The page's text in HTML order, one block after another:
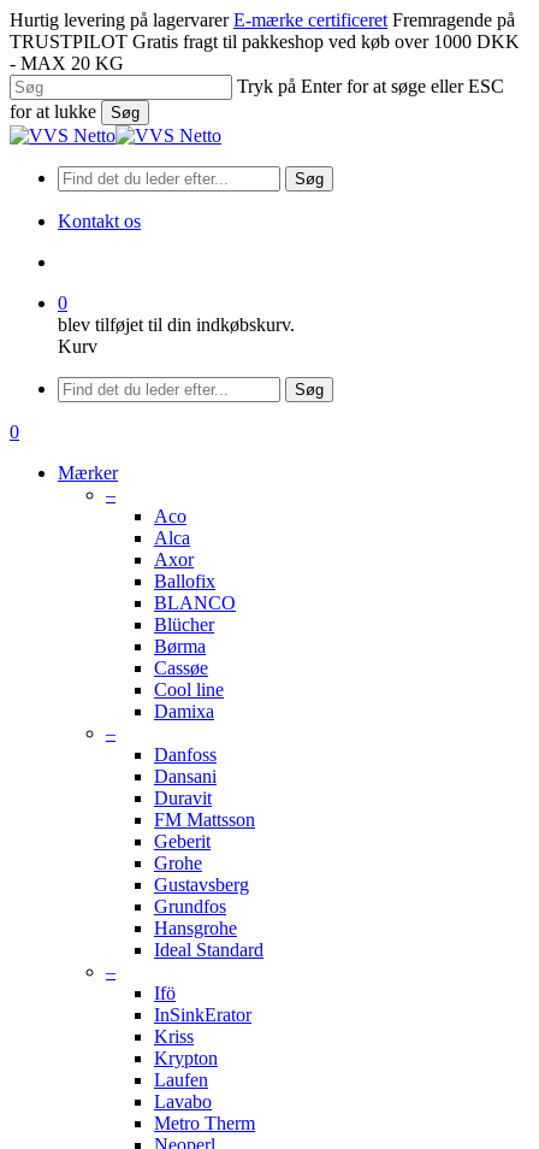
Spring
til
hovedindhold
Hurtig levering på lagervarer E-mærke certificeret Fremragende på
TRUSTPILOT Gratis fragt til pakkeshop ved køb over 1000 DKK
- MAX 20 KG
Tryk på Enter for at søge eller ESC
for at lukke
Søg
Luk
Søg
Kontakt os
0
blev tilføjet til din indkøbskurv.
Kurv
Menu
Søg
søge
0
Mærker
–
Aco
Alca
Axor
Ballofix
BLANCO
Blücher
Børma
Cassøe
Cool line
Damixa
–
Danfoss
Dansani
Duravit
FM Mattsson
Geberit
Grohe
Gustavsberg
Grundfos
Hansgrohe
Ideal Standard
–
Ifö
InSinkErator
Kriss
Krypton
Laufen
Lavabo
Metro Therm
Neoperl